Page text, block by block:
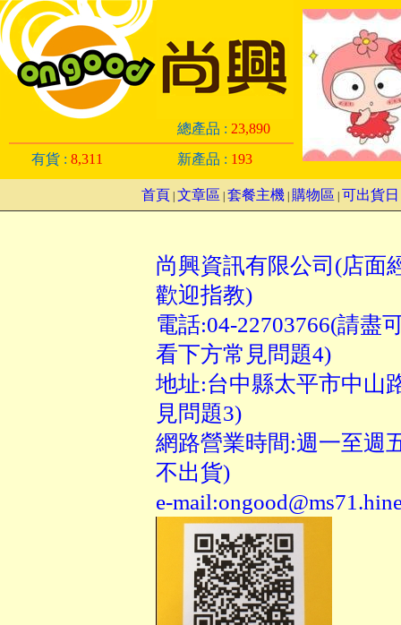
總產品 : 23,890
有貨 : 8,311 新產品 : 193
首頁 文章區 套餐主機| 購物區 可出貨日
尚興資訊有限公司(店面
歡迎指教)
電話:04-22703766(請盡
看下方常見問題4)
地址:台中縣太平市中山
見問題3)
網路營業時間:週一至週
不出貨)
e-mail: